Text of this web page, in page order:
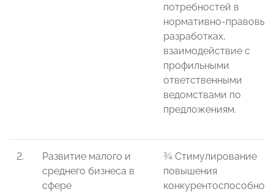
потребностей в
нормативно-правовых
разработках,
взаимодействие с
профильными
ответственными
ведомствами по
предложениям.
2.
Развитие малого и
среднего бизнеса в
сфере
¾ Стимулирование
повышения